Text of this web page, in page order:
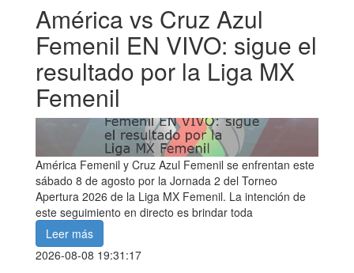
América vs Cruz Azul
Femenil EN VIVO: sigue el
resultado por la Liga MX
Femenil
América Femenil y Cruz Azul Femenil se enfrentan este
sábado 8 de agosto por la Jornada 2 del Torneo
Apertura 2026 de la Liga MX Femenil. La intención de
este seguimiento en directo es brindar toda
Leer más
2026-08-08 19:31:17